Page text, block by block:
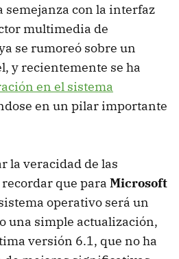
semejanza con la interfaz
multimedia de
se rumoreó sobre un
y recientemente se ha
en el sistema
en un pilar importante
la veracidad de las
que para Microsoft
operativo será un
una simple actualización,
versión 6.1, que no ha